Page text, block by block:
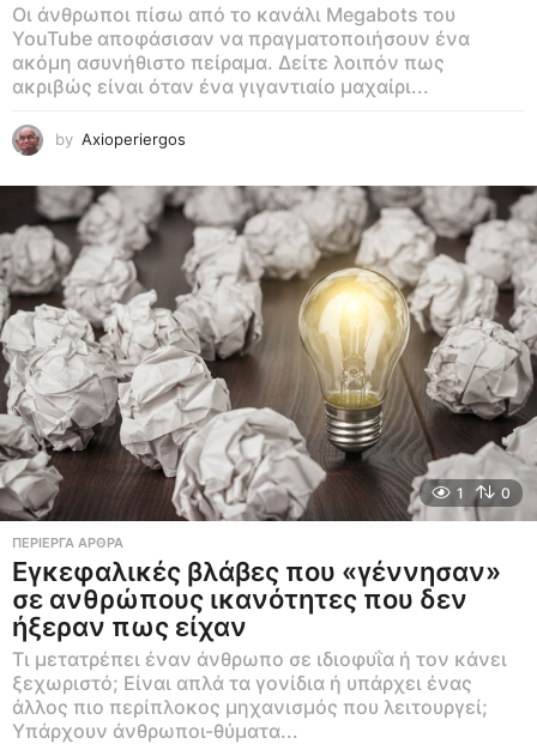
Οι άνθρωποι πίσω από το κανάλι Megabots του
YouTube αποφάσισαν να πραγματοποιήσουν ένα
ακόμη ασυνήθιστο πείραμα. Δείτε λοιπόν πως
ακριβώς είναι όταν ένα γιγαντιαίο μαχαίρι...
by Axioperiergos
1 0
ΠΕΡΊΕΡΓΑ ΆΡΘΡΑ
Εγκεφαλικές βλάβες που «γέννησαν»
σε ανθρώπους ικανότητες που δεν
ήξεραν πως είχαν
Τι μετατρέπει έναν άνθρωπο σε ιδιοφυΐα ή τον κάνει
ξεχωριστό; Είναι απλά τα γονίδια ή υπάρχει ένας
άλλος πιο περίπλοκος μηχανισμός που λειτουργεί;
Υπάρχουν άνθρωποι-θύματα...